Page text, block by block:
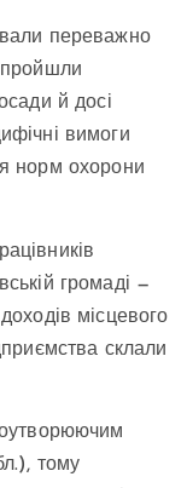
переважно
пройшли
й досі
вимоги
норм охорони
громаді —
місцевого
склали
тому